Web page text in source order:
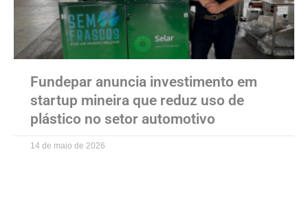
Fundepar anuncia investimento em
startup mineira que reduz uso de
plástico no setor automotivo
14 de maio de 2026